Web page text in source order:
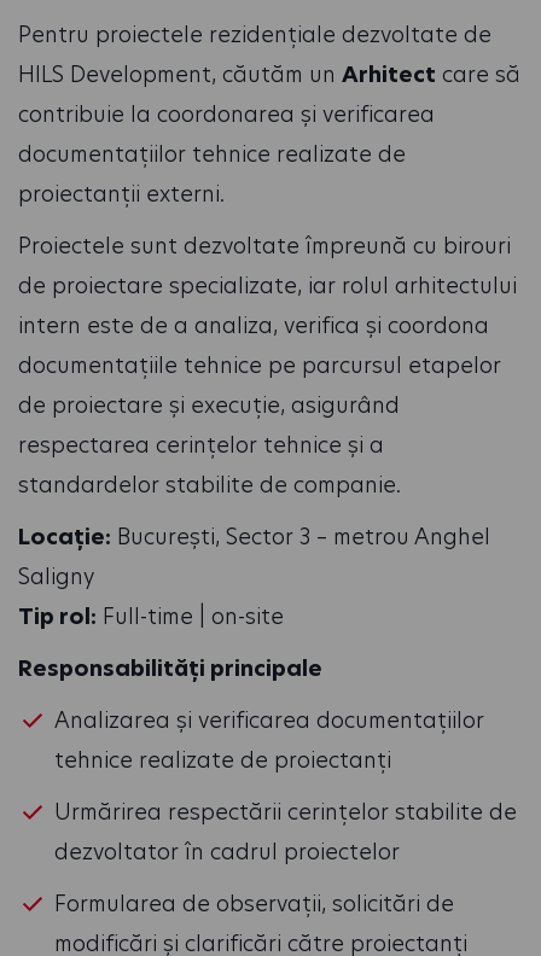
Pentru proiectele rezidențiale dezvoltate de
HILS Development, căutăm un Arhitect care să
contribuie la coordonarea și verificarea
documentațiilor tehnice realizate de
proiectanții externi.
Proiectele sunt dezvoltate împreună cu birouri
de proiectare specializate, iar rolul arhitectului
intern este de a analiza, verifica și coordona
documentațiile tehnice pe parcursul etapelor
de proiectare și execuție, asigurând
respectarea cerințelor tehnice și a
standardelor stabilite de companie.
Locație: București, Sector 3 – metrou Anghel
Saligny
Tip rol: Full-time | on-site
Responsabilități principale
Analizarea și verificarea documentațiilor
tehnice realizate de proiectanți
Urmărirea respectării cerințelor stabilite de
dezvoltator în cadrul proiectelor
Formularea de observații, solicitări de
modificări și clarificări către proiectanți